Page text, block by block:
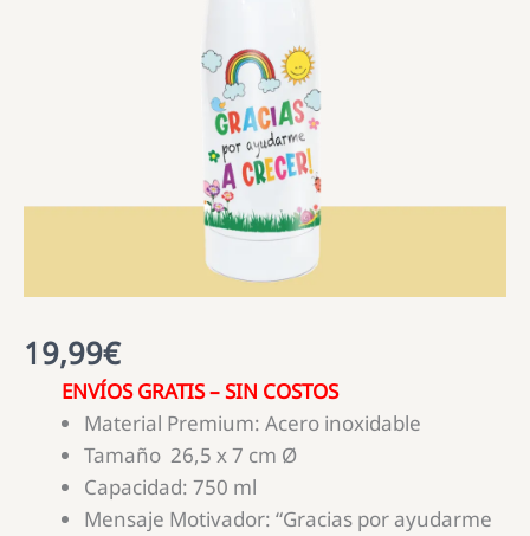
19,99€
ENVÍOS GRATIS – SIN COSTOS
Material Premium: Acero inoxidable
Tamaño 26,5 x 7 cm Ø
Capacidad: 750 ml
Mensaje Motivador: “Gracias por ayudarme